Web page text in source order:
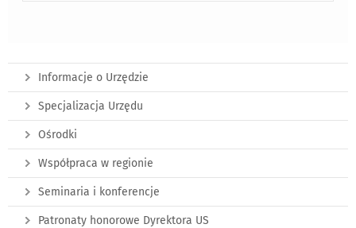
Informacje o Urzędzie
Specjalizacja Urzędu
Ośrodki
Współpraca w regionie
Seminaria i konferencje
Patronaty honorowe Dyrektora US